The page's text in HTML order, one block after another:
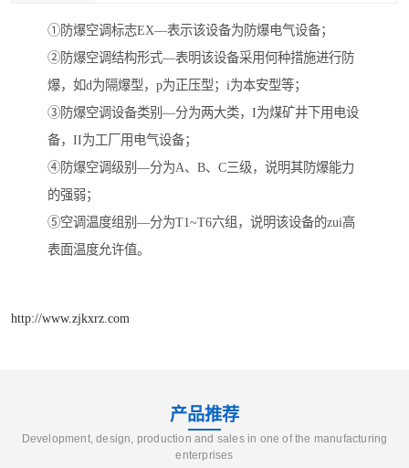
①防爆空调标志EX—表示该设备为防爆电气设备；
②防爆空调结构形式—表明该设备采用何种措施进行防
爆，如d为隔爆型，p为正压型；i为本安型等；
③防爆空调设备类别—分为两大类，I为煤矿井下用电设
备，II为工厂用电气设备；
④防爆空调级别—分为A、B、C三级，说明其防爆能力
的强弱；
⑤空调温度组别—分为T1~T6六组，说明该设备的zui高
表面温度允许值。
http://www.zjkxrz.com
产品推荐
Development, design, production and sales in one of the manufacturing
enterprises